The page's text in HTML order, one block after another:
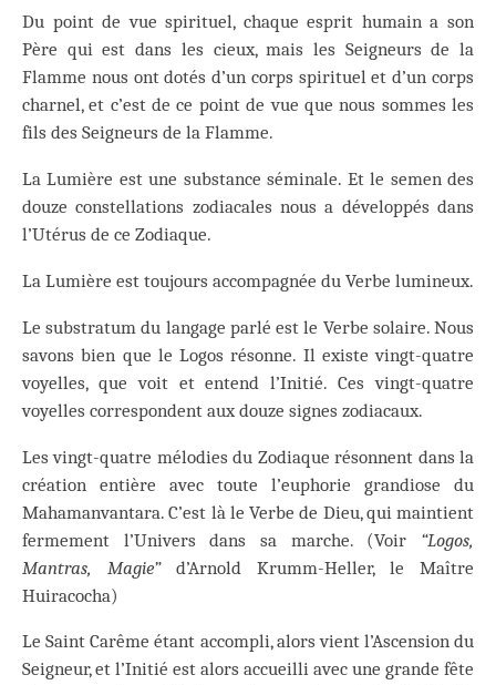
Du point de vue spirituel, chaque esprit humain a son
Père qui est dans les cieux, mais les Seigneurs de la
Flamme nous ont dotés d’un corps spirituel et d’un corps
charnel, et c’est de ce point de vue que nous sommes les
fils des Seigneurs de la Flamme.
La Lumière est une substance séminale. Et le semen des
douze constellations zodiacales nous a développés dans
l’Utérus de ce Zodiaque.
La Lumière est toujours accompagnée du Verbe lumineux.
Le substratum du langage parlé est le Verbe solaire. Nous
savons bien que le Logos résonne. Il existe vingt-quatre
voyelles, que voit et entend l’Initié. Ces vingt-quatre
voyelles correspondent aux douze signes zodiacaux.
Les vingt-quatre mélodies du Zodiaque résonnent dans la
création entière avec toute l’euphorie grandiose du
Mahamanvantara. C’est là le Verbe de Dieu, qui maintient
fermement l’Univers dans sa marche. (Voir “Logos,
Mantras, Magie”d’Arnold Krumm-Heller, le Maître
Huiracocha)
Le Saint Carême étant accompli, alors vient l’Ascension du
Seigneur, et l’Initié est alors accueilli avec une grande fête